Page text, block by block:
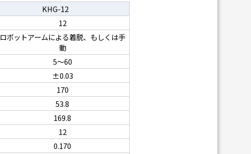
KHG-12
12
ロボットアームによる着脱、もしくは手
動
5～60
±0.03
170
53.8
169.8
12
0.170